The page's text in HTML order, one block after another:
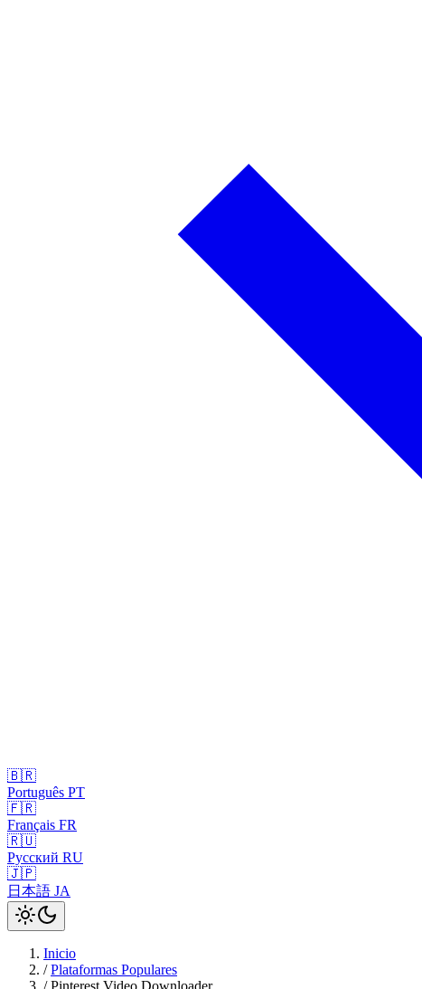
🇧🇷
Português PT
🇫🇷
Français FR
🇷🇺
Русский RU
🇯🇵
日本語 JA
Inicio
/ Plataformas Populares
/ Pinterest Video Downloader